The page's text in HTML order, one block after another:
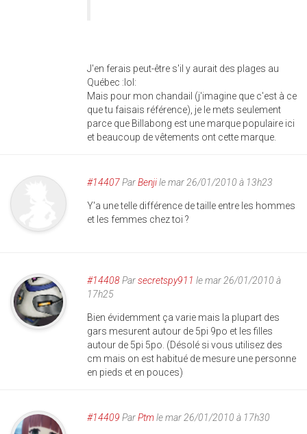
J'en ferais peut-être s'il y aurait des plages au
Québec :lol:
Mais pour mon chandail (j'imagine que c'est à ce
que tu faisais référence), je le mets seulement
parce que Billabong est une marque populaire ici
et beaucoup de vêtements ont cette marque.
#14407ParBenjile mar 26/01/2010 à 13h23
Y'a une telle différence de taille entre les hommes
et les femmes chez toi ?
#14408Parsecretspy911 le mar 26/01/2010 à
17h25
Bien évidemment ça varie mais la plupart des
gars mesurent autour de 5pi 9po et les filles
autour de 5pi 5po. (Désolé si vous utilisez des
cm mais on est habitué de mesure une personne
en pieds et en pouces)
#14409 ParPtmle mar 26/01/2010 à 17h30